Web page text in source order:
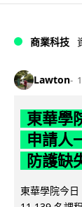
商業科技
Lawton
東華學
申請人
防護缺
東華學院今